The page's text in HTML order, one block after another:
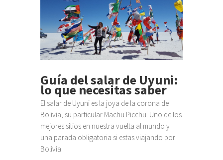
Guía del salar de Uyuni:
lo que necesitas saber
El salar de Uyuni es la joya de la corona de
Bolivia, su particular Machu Picchu. Uno de los
mejores sitios en nuestra vuelta al mundo y
una parada obligatoria si estas viajando por
Bolivia.